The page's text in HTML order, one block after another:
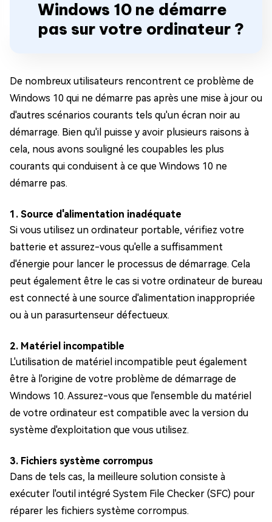
Windows 10 ne démarre
pas sur votre ordinateur ?
De nombreux utilisateurs rencontrent ce problème de
Windows 10 qui ne démarre pas après une mise à jour ou
d'autres scénarios courants tels qu'un écran noir au
démarrage. Bien qu'il puisse y avoir plusieurs raisons à
cela, nous avons souligné les coupables les plus
courants qui conduisent à ce que Windows 10 ne
démarre pas.
1. Source d'alimentation inadéquate
Si vous utilisez un ordinateur portable, vérifiez votre
batterie et assurez-vous qu'elle a suffisamment
d'énergie pour lancer le processus de démarrage. Cela
peut également être le cas si votre ordinateur de bureau
est connecté à une source d'alimentation inappropriée
ou à un parasurtenseur défectueux.
2. Matériel incompatible
L'utilisation de matériel incompatible peut également
être à l'origine de votre problème de démarrage de
Windows 10. Assurez-vous que l'ensemble du matériel
de votre ordinateur est compatible avec la version du
système d'exploitation que vous utilisez.
3. Fichiers système corrompus
Dans de tels cas, la meilleure solution consiste à
exécuter l'outil intégré System File Checker (SFC) pour
réparer les fichiers système corrompus.